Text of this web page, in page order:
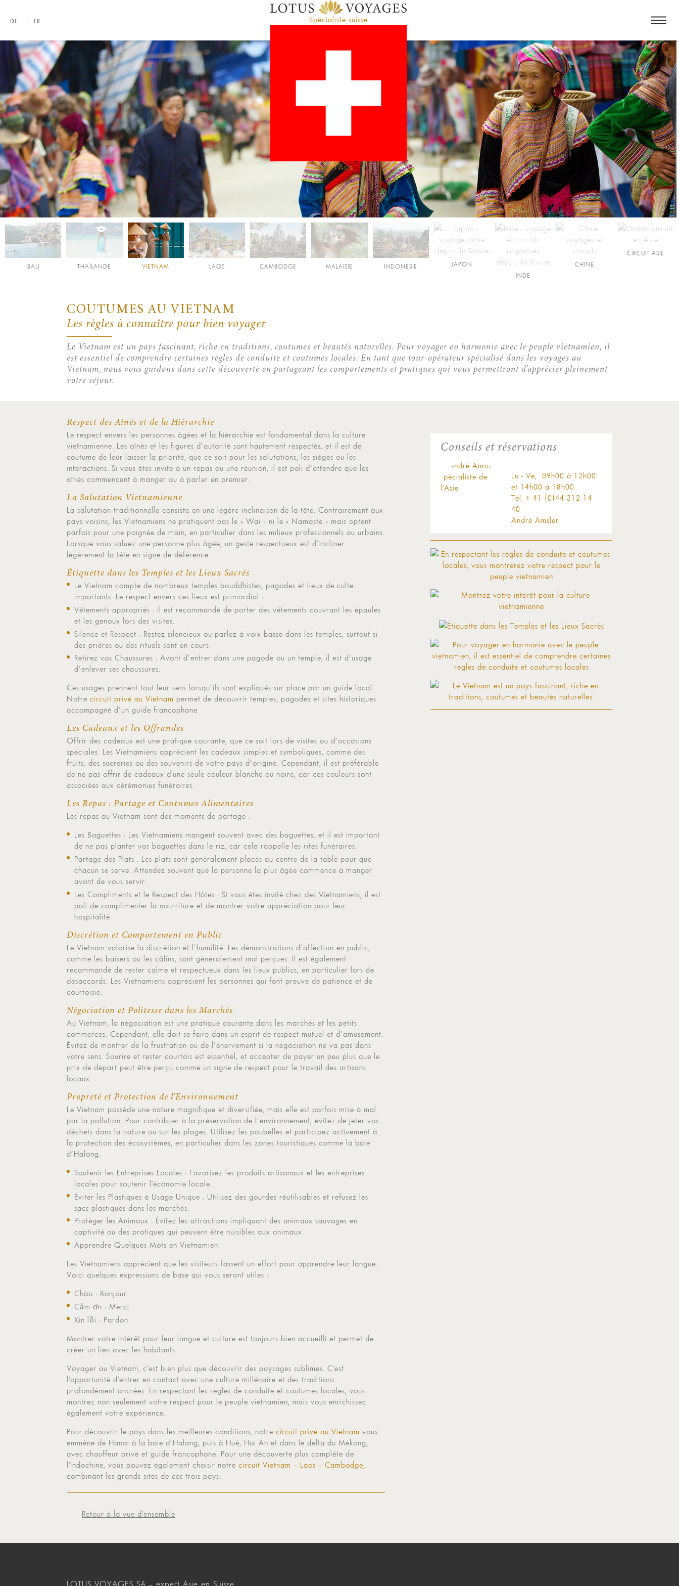
DE FR Spécialiste suisse
de l'Asie
BALI THAÏLANDE VIETNAM LAOS CAMBODGE MALAISIE INDONÉSIE
JAPON
INDE
CHINE
CIRCUIT ASIE
COUTUMES AU VIETNAM
Les règles à connaître pour bien voyager
Le Vietnam est un pays fascinant, riche en traditions, coutumes et beautés naturelles. Pour voyager en harmonie avec le peuple vietnamien, il
est essentiel de comprendre certaines règles de conduite et coutumes locales. En tant que tour-opérateur spécialisé dans les voyages au
Vietnam, nous vous guidons dans cette découverte en partageant les comportements et pratiques qui vous permettront d’apprécier pleinement
votre séjour.
Respect des Aînés et de la Hiérarchie
Le respect envers les personnes âgées et la hiérarchie est fondamental dans la culture
vietnamienne. Les aînés et les figures d’autorité sont hautement respectés, et il est de
coutume de leur laisser la priorité, que ce soit pour les salutations, les sièges ou les
interactions. Si vous êtes invité à un repas ou une réunion, il est poli d’attendre que les
aînés commencent à manger ou à parler en premier.
La Salutation Vietnamienne
La salutation traditionnelle consiste en une légère inclinaison de la tête. Contrairement aux
pays voisins, les Vietnamiens ne pratiquent pas le « Wai » ni le « Namaste » mais optent
parfois pour une poignée de main, en particulier dans les milieux professionnels ou urbains.
Lorsque vous saluez une personne plus âgée, un geste respectueux est d’incliner
légèrement la tête en signe de déférence.
Étiquette dans les Temples et les Lieux Sacrés
Le Vietnam compte de nombreux temples bouddhistes, pagodes et lieux de culte
importants. Le respect envers ces lieux est primordial :
Vêtements appropriés : Il est recommandé de porter des vêtements couvrant les épaules
et les genoux lors des visites.
Silence et Respect : Restez silencieux ou parlez à voix basse dans les temples, surtout si
des prières ou des rituels sont en cours.
Retirez vos Chaussures : Avant d’entrer dans une pagode ou un temple, il est d’usage
d’enlever ses chaussures.
Ces usages prennent tout leur sens lorsqu’ils sont expliqués sur place par un guide local.
Notre circuit privé au Vietnam permet de découvrir temples, pagodes et sites historiques
accompagné d’un guide francophone
Les Cadeaux et les Offrandes
Offrir des cadeaux est une pratique courante, que ce soit lors de visites ou d’occasions
spéciales. Les Vietnamiens apprécient les cadeaux simples et symboliques, comme des
fruits, des sucreries ou des souvenirs de votre pays d’origine. Cependant, il est préférable
de ne pas offrir de cadeaux d'une seule couleur blanche ou noire, car ces couleurs sont
associées aux cérémonies funéraires.
Les Repas : Partage et Coutumes Alimentaires
Les repas au Vietnam sont des moments de partage :
Les Baguettes : Les Vietnamiens mangent souvent avec des baguettes, et il est important
de ne pas planter vos baguettes dans le riz, car cela rappelle les rites funéraires.
Partage des Plats : Les plats sont généralement placés au centre de la table pour que
chacun se serve. Attendez souvent que la personne la plus âgée commence à manger
avant de vous servir.
Les Compliments et le Respect des Hôtes : Si vous êtes invité chez des Vietnamiens, il est
poli de complimenter la nourriture et de montrer votre appréciation pour leur
hospitalité.
Discrétion et Comportement en Public
Le Vietnam valorise la discrétion et l’humilité. Les démonstrations d’affection en public,
comme les baisers ou les câlins, sont généralement mal perçues. Il est également
recommandé de rester calme et respectueux dans les lieux publics, en particulier lors de
désaccords. Les Vietnamiens apprécient les personnes qui font preuve de patience et de
courtoisie.
Négociation et Politesse dans les Marchés
Au Vietnam, la négociation est une pratique courante dans les marchés et les petits
commerces. Cependant, elle doit se faire dans un esprit de respect mutuel et d’amusement.
Évitez de montrer de la frustration ou de l’énervement si la négociation ne va pas dans
votre sens. Sourire et rester courtois est essentiel, et accepter de payer un peu plus que le
prix de départ peut être perçu comme un signe de respect pour le travail des artisans
locaux.
Propreté et Protection de l’Environnement
Le Vietnam possède une nature magnifique et diversifiée, mais elle est parfois mise à mal
par la pollution. Pour contribuer à la préservation de l’environnement, évitez de jeter vos
déchets dans la nature ou sur les plages. Utilisez les poubelles et participez activement à
la protection des écosystèmes, en particulier dans les zones touristiques comme la baie
d’Halong.
Soutenir les Entreprises Locales : Favorisez les produits artisanaux et les entreprises
locales pour soutenir l'économie locale.
Éviter les Plastiques à Usage Unique : Utilisez des gourdes réutilisables et refusez les
sacs plastiques dans les marchés.
Protéger les Animaux : Évitez les attractions impliquant des animaux sauvages en
captivité ou des pratiques qui peuvent être nuisibles aux animaux.
Apprendre Quelques Mots en Vietnamien
Les Vietnamiens apprécient que les visiteurs fassent un effort pour apprendre leur langue.
Voici quelques expressions de base qui vous seront utiles :
Chào : Bonjour
Cảm ơn : Merci
Xin lỗi : Pardon
Montrer votre intérêt pour leur langue et culture est toujours bien accueilli et permet de
créer un lien avec les habitants.
Voyager au Vietnam, c'est bien plus que découvrir des paysages sublimes. C'est
l'opportunité d'entrer en contact avec une culture millénaire et des traditions
profondément ancrées. En respectant les règles de conduite et coutumes locales, vous
montrez non seulement votre respect pour le peuple vietnamien, mais vous enrichissez
également votre expérience.
Pour découvrir le pays dans les meilleures conditions, notre circuit privé au Vietnam vous
emmène de Hanoï à la baie d’Halong, puis à Hué, Hoi An et dans le delta du Mékong,
avec chauffeur privé et guide francophone. Pour une découverte plus complète de
l'Indochine, vous pouvez également choisir notre circuit Vietnam – Laos – Cambodge,
combinant les grands sites de ces trois pays.
Conseils et réservations
Lu - Ve, 09h00 à 12h00
et 14h00 à 18h00
Tél. + 41 (0)44 312 14
40
André Amsler
Retour à la vue d'ensemble
LOTUS VOYAGES SA – expert Asie en Suisse